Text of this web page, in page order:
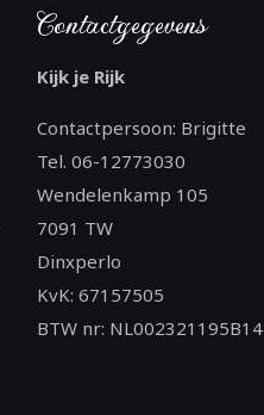
Contactgegevens
Kijk je Rijk
Contactpersoon: Brigitte
Tel. 06-12773030
Wendelenkamp 105
7091 TW
Dinxperlo
KvK: 67157505
BTW nr: NL002321195B14